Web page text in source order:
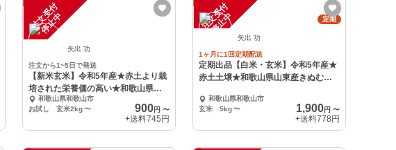
注
文
受
付
停
止
中
矢出 功
注文から1~5日で発送
【新米玄米】令和5年産★赤土より栽
培された栄養価の高い★和歌山県山
東産きぬむすめ
和歌山県和歌山市
お試し 玄米2kg 〜 900円〜
+送料745円
注
文
受
付
停
止
中 定期
矢出 功
1ヶ月に1回定期配送
定期出品【白米・玄米】令和5年産★
赤土土壌★和歌山県山東産きぬむす
和歌山県和歌山市
玄米 5kg〜 1,900円 〜
+送料778円